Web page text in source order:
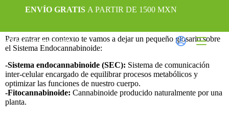
ENVÍO GRATIS A PARTIR DE 1500 MXN
Para entrar en contexto te vamos a dejar un pequeño glosario sobre
el Sistema Endocannabinoide:
-Sistema endocannabinoide (SEC): Sistema de comunicación
inter-celular encargado de equilibrar procesos metabólicos y
optimizar las funciones de nuestro cuerpo.
-Fitocannabinoide: Cannabinoide producido naturalmente por una
planta.